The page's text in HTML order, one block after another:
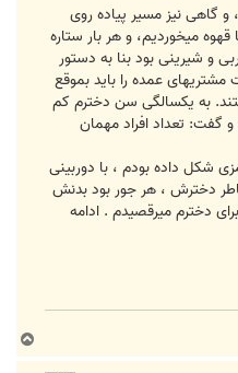
و گاهی نیز مسیر پیاده روی
میخوردیم، و هر بار ستاره
و شیرینی بود بنا به دستور
مشتریهای عمده را باید بموقع
به یکسالگی سن دخترم کم
تعداد افراد مهمان
شکل داده بودم ، با دوربینی
دخترش ، هر جور بود بدنش
دخترم میرقصیدم . ادامه
ا